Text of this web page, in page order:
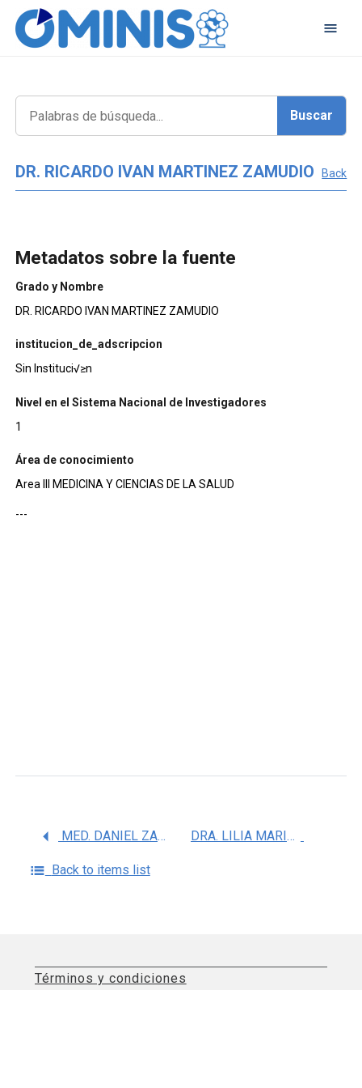
DR. RICARDO IVAN MARTINEZ ZAMUDIO Back
Metadatos sobre la fuente
Grado y Nombre
DR. RICARDO IVAN MARTINEZ ZAMUDIO
institucion_de_adscripcion
Sin Instituci√≥n
Nivel en el Sistema Nacional de Investigadores
1
Área de conocimiento
Area III MEDICINA Y CIENCIAS DE LA SALUD
---
MED. DANIEL ZAMORA VALDES DRA. LILIA MARISELA JIMENEZ CEJA
Back to items list
Términos y condiciones